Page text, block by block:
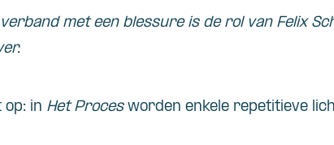
met een blessure is de rol van Felix
op: in Het Procesworden enkele repetitieve